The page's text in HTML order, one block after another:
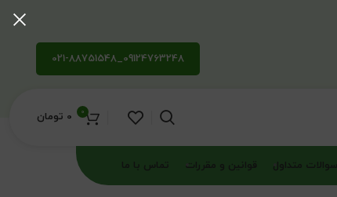
09124763248_021-88751548
0
0 تومان
سوالات متداول قوانین و مقررات تماس با ما